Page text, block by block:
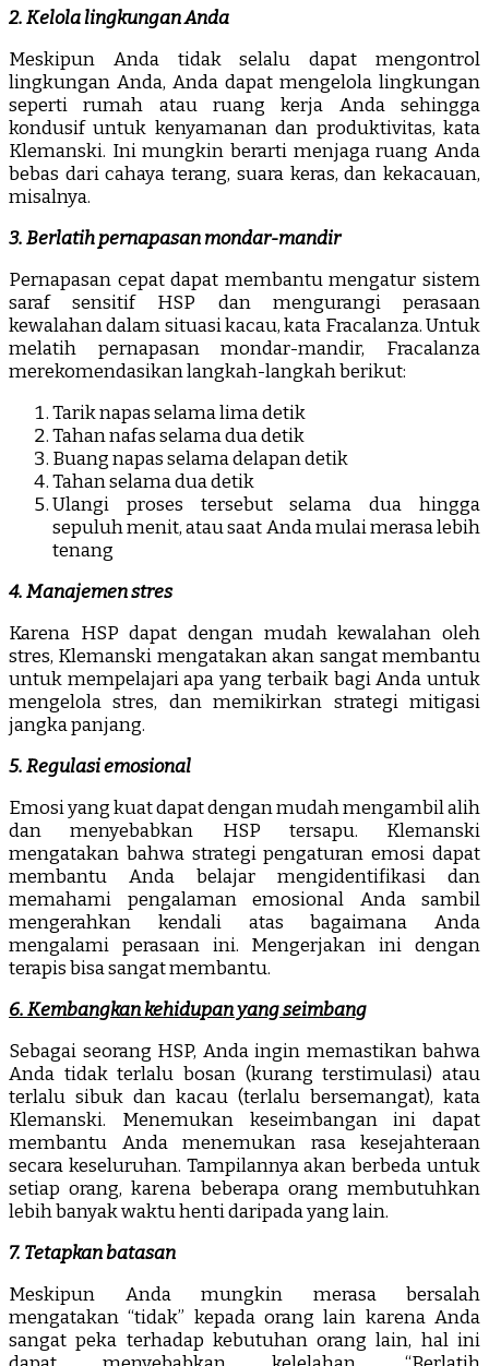
2. Kelola lingkungan Anda
Meskipun Anda tidak selalu dapat mengontrol
lingkungan Anda, Anda dapat mengelola lingkungan
seperti rumah atau ruang kerja Anda sehingga
kondusif untuk kenyamanan dan produktivitas, kata
Klemanski. Ini mungkin berarti menjaga ruang Anda
bebas dari cahaya terang, suara keras, dan kekacauan,
misalnya.
3. Berlatih pernapasan mondar-mandir
Pernapasan cepat dapat membantu mengatur sistem
saraf sensitif HSP dan mengurangi perasaan
kewalahan dalam situasi kacau, kata Fracalanza. Untuk
melatih pernapasan mondar-mandir, Fracalanza
merekomendasikan langkah-langkah berikut:
Tarik napas selama lima detik
Tahan nafas selama dua detik
Buang napas selama delapan detik
Tahan selama dua detik
Ulangi proses tersebut selama dua hingga
sepuluh menit, atau saat Anda mulai merasa lebih
tenang
4. Manajemen stres
Karena HSP dapat dengan mudah kewalahan oleh
stres, Klemanski mengatakan akan sangat membantu
untuk mempelajari apa yang terbaik bagi Anda untuk
mengelola stres, dan memikirkan strategi mitigasi
jangka panjang.
5. Regulasi emosional
Emosi yang kuat dapat dengan mudah mengambil alih
dan menyebabkan HSP tersapu. Klemanski
mengatakan bahwa strategi pengaturan emosi dapat
membantu Anda belajar mengidentifikasi dan
memahami pengalaman emosional Anda sambil
mengerahkan kendali atas bagaimana Anda
mengalami perasaan ini. Mengerjakan ini dengan
terapis bisa sangat membantu.
6. Kembangkan kehidupan yang seimbang
Sebagai seorang HSP, Anda ingin memastikan bahwa
Anda tidak terlalu bosan (kurang terstimulasi) atau
terlalu sibuk dan kacau (terlalu bersemangat), kata
Klemanski. Menemukan keseimbangan ini dapat
membantu Anda menemukan rasa kesejahteraan
secara keseluruhan. Tampilannya akan berbeda untuk
setiap orang, karena beberapa orang membutuhkan
lebih banyak waktu henti daripada yang lain.
7. Tetapkan batasan
Meskipun Anda mungkin merasa bersalah
mengatakan “tidak” kepada orang lain karena Anda
sangat peka terhadap kebutuhan orang lain, hal ini